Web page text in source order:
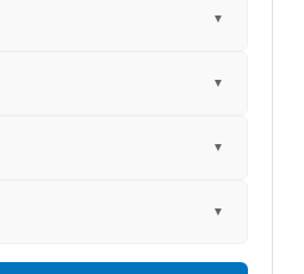
▼
▼
▼
▼